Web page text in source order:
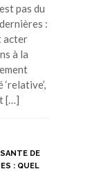
pas du
:
acter
à la
[…]
DE
: QUEL